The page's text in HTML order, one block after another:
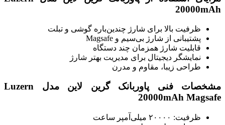
20000mAh
ظرفیت بالا برای شارژ چندین‌باره گوشی و تبلت
پشتیبانی از شارژ بی‌سیم و Magsafe
قابلیت شارژ همزمان چند دستگاه
نمایشگر دیجیتال برای مدیریت بهتر شارژ
طراحی زیبا، مقاوم و مدرن
مشخصات فنی پاوربانک گرین لاین مدل Luzern
20000mAh Magsafe
ظرفیت: ۲۰۰۰۰ میلی‌آمپر ساعت